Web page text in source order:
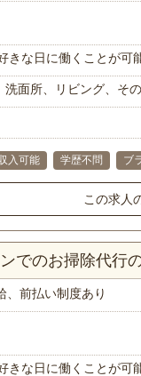
きな日に働くことが可
面所、リビング、そ
入可能 学歴不問 ブ
この求人
でのお掃除代行
、前払い制度あり
きな日に働くことが可